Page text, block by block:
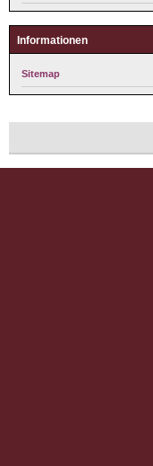
Informationen
Sitemap